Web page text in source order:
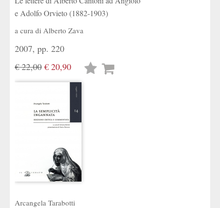
e Adolfo Orvieto (1882-1903)
a cura di Alberto Zava
2007, pp. 220
€ 22,00 € 20,90
Lista
Arcangela Tarabotti